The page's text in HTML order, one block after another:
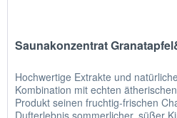
Saunakonzentrat
Hochwertige Extrakte und
Kombination mit echten
Produkt seinen fruchtig-frischen